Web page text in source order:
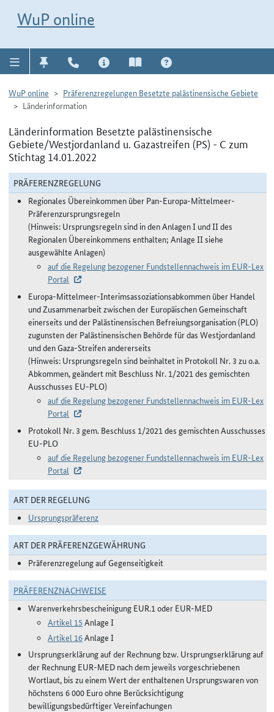
WuP online
WuP online
Präferenzregelungen Besetzte palästinensische Gebiete
Länderinformation
Länderinformation Besetzte palästinensische
Gebiete/Westjordanland u. Gazastreifen (PS) - C zum
Stichtag 14.01.2022
PRÄFERENZREGELUNG
Regionales Übereinkommen über Pan-Europa-Mittelmeer-
Präferenzursprungsregeln
(Hinweis: Ursprungsregeln sind in den Anlagen I und II des
Regionalen Übereinkommens enthalten; Anlage II siehe
ausgewählte Anlagen)
auf die Regelung bezogener Fundstellennachweis im EUR-Lex
Portal
Europa-Mittelmeer-Interimsassoziationsabkommen über Handel
und Zusammenarbeit zwischen der Europäischen Gemeinschaft
einerseits und der Palästinensischen Befreiungsorganisation (PLO)
zugunsten der Palästinensischen Behörde für das Westjordanland
und den Gaza-Streifen andererseits
(Hinweis: Ursprungsregeln sind beinhaltet in Protokoll Nr. 3 zu o.a.
Abkommen, geändert mit Beschluss Nr. 1/2021 des gemischten
Ausschusses EU-PLO)
auf die Regelung bezogener Fundstellennachweis im EUR-Lex
Portal
Protokoll Nr. 3 gem. Beschluss 1/2021 des gemischten Ausschusses
EU-PLO
auf die Regelung bezogener Fundstellennachweis im EUR-Lex
Portal
ART DER REGELUNG
Ursprungspräferenz
ART DER PRÄFERENZGEWÄHRUNG
Präferenzregelung auf Gegenseitigkeit
PRÄFERENZNACHWEISE
Warenverkehrsbescheinigung EUR.1 oder EUR-MED
Artikel 15 Anlage I
Artikel 16Anlage I
Ursprungserklärung auf der Rechnung bzw. Ursprungserklärung auf
der Rechnung EUR-MED nach dem jeweils vorgeschriebenen
Wortlaut, bis zu einem Wert der enthaltenen Ursprungswaren von
höchstens 6 000 Euro ohne Berücksichtigung
bewilligungsbedürftiger Vereinfachungen